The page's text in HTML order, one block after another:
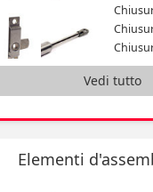
Guide
Vedi tutto
Elementi